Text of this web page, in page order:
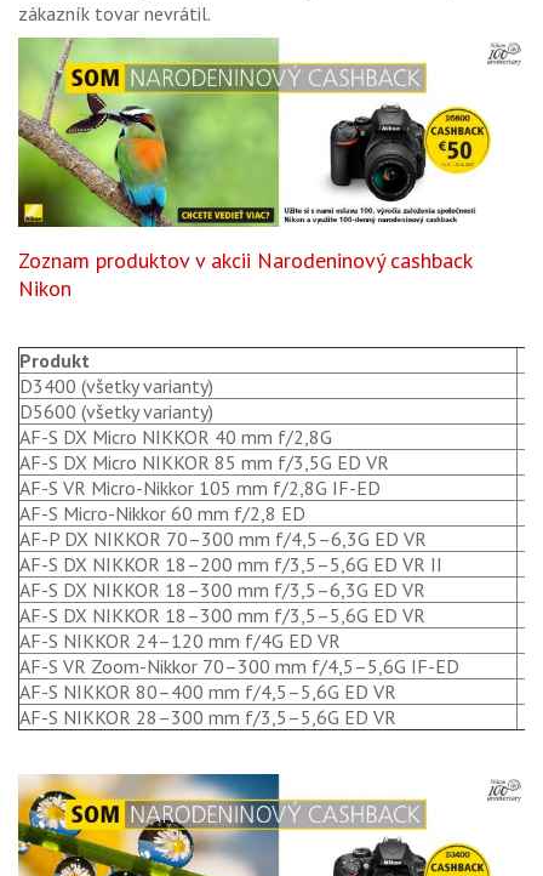
zákazník tovar nevrátil.
Zoznam produktov v akcii Narodeninový cashback
Nikon
Produkt
D3400 (všetky varianty)
D5600 (všetky varianty)
AF-S DX Micro NIKKOR 40 mm f/2,8G
AF-S DX Micro NIKKOR 85 mm f/3,5G ED VR
AF-S VR Micro-Nikkor 105 mm f/2,8G IF-ED
AF-S Micro-Nikkor 60 mm f/2,8 ED
AF-P DX NIKKOR 70–300 mm f/4,5–6,3G ED VR
AF-S DX NIKKOR 18–200 mm f/3,5–5,6G ED VR II
AF-S DX NIKKOR 18–300 mm f/3,5–6,3G ED VR
AF-S DX NIKKOR 18–300 mm f/3,5–5,6G ED VR
AF-S NIKKOR 24–120 mm f/4G ED VR
AF-S VR Zoom-Nikkor 70–300 mm f/4,5–5,6G IF-ED
AF-S NIKKOR 80–400 mm f/4,5–5,6G ED VR
AF-S NIKKOR 28–300 mm f/3,5–5,6G ED VR